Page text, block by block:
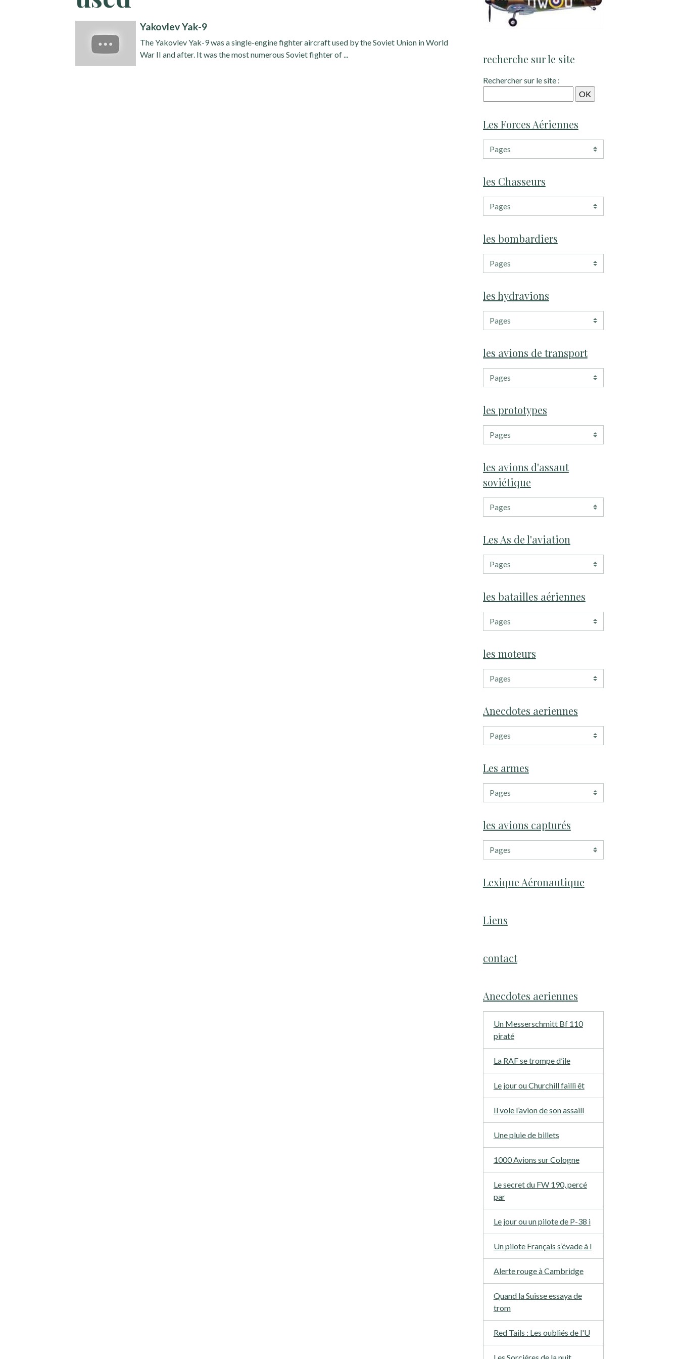
Yakovlev Yak-9
The Yakovlev Yak-9 was a single-engine fighter aircraft used by the Soviet Union in World
War II and after. It was the most numerous Soviet fighter of ...
recherche sur le site
Rechercher sur le site :
Les Forces Aériennes
les Chasseurs
les bombardiers
les hydravions
les avions de transport
les prototypes
les avions d'assaut
soviétique
Les As de l'aviation
les batailles aériennes
les moteurs
Anecdotes aeriennes
Les armes
les avions capturés
Lexique Aéronautique
Liens
contact
Anecdotes aeriennes
Un Messerschmitt Bf 110
piraté
La RAF se trompe d’ile
Le jour ou Churchill failli êt
Il vole l’avion de son assaill
Une pluie de billets
1000 Avions sur Cologne
Le secret du FW 190, percé
par
Le jour ou un pilote de P-38 i
Un pilote Français s’évade à l
Alerte rouge à Cambridge
Quand la Suisse essaya de
trom
Red Tails : Les oubliés de l'U